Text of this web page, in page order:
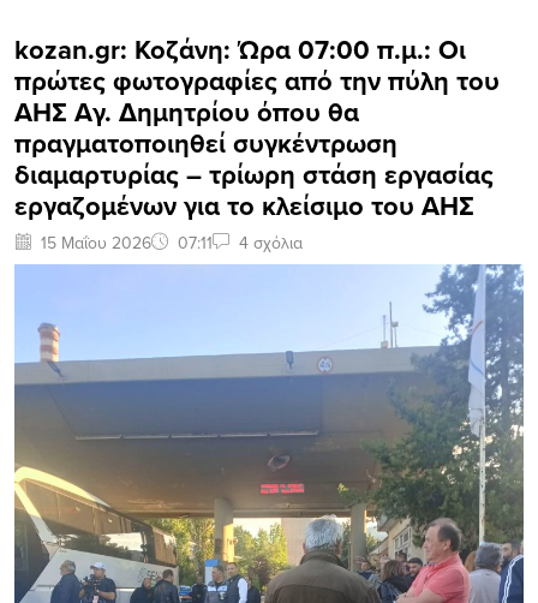
kozan.gr: Κοζάνη: Ώρα 07:00 π.μ.: Οι
πρώτες φωτογραφίες από την πύλη του
ΑΗΣ Αγ. Δημητρίου όπου θα
πραγματοποιηθεί συγκέντρωση
διαμαρτυρίας – τρίωρη στάση εργασίας
εργαζομένων για το κλείσιμο του ΑΗΣ
15 Μαΐου 2026 07:11 4 σχόλια